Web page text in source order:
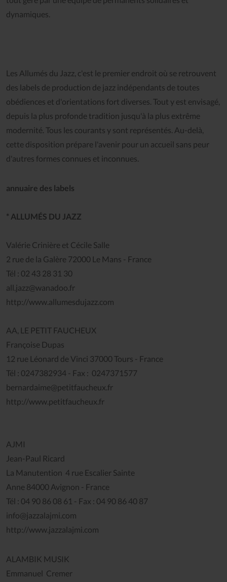
dynamiques.
Les Allumés du Jazz, c'est le premier endroit où se retrouvent
des labels de production de jazz indépendants de toutes
obédiences et d'orientations fort diverses. Tout y est envisagé,
depuis la plus profonde tradition jusqu'à la plus extrême
modernité. Tous les courants y sont représentés. Au-delà,
cette disposition prépare l'avenir pour un accueil sans peur
d'autres formes connues et inconnues.
annuaire des labels
* ALLUMÉS DU JAZZ
Valérie Crinière et Cécile Salle
2 rue de la Galère 72000 Le Mans - France
Tél : 02 43 28 31 30
all.jazz@wanadoo.fr
http://www.allumesdujazz.com
AA, LE PETIT FAUCHEUX
Françoise Dupas
12 rue Léonard de Vinci 37000 Tours - France
Tél : 0247382934 - Fax : 0247371577
bernardaime@petitfaucheux.fr
http://www.petitfaucheux.fr
AJMI
Jean-Paul Ricard
La Manutention 4 rue Escalier Sainte
Anne 84000 Avignon - France
Tél : 04 90 86 08 61 - Fax : 04 90 86 40 87
info@jazzalajmi.com
http://www.jazzalajmi.com
ALAMBIK MUSIK
Emmanuel Cremer